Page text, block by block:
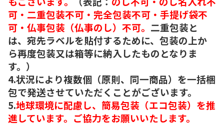
可・二重包装不可・完全包装不可・手提げ袋不
可・仏事包装（仏事のし）不可。 二重包装と
は、宛先ラベルを貼付するために、包装の上か
ら再度包装又は箱等に納入したものとなりま
す。）
4.状況により複数個（原則、同一商品）を一括梱
包で発送させていただくことがございます。
5.地球環境に配慮し、簡易包装（エコ包装）を推
進しています。ご協力をお願いいたします。